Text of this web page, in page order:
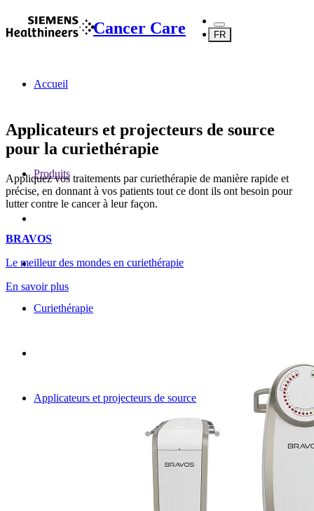
Cancer Care FR
Accueil
Produits
Curiethérapie
Applicateurs et projecteurs de source
Applicateurs et projecteurs de source
pour la curiethérapie
Appliquez vos traitements par curiethérapie de manière rapide et
précise, en donnant à vos patients tout ce dont ils ont besoin pour
lutter contre le cancer à leur façon.
BRAVOS
Le meilleur des mondes en curiethérapie
En savoir plus